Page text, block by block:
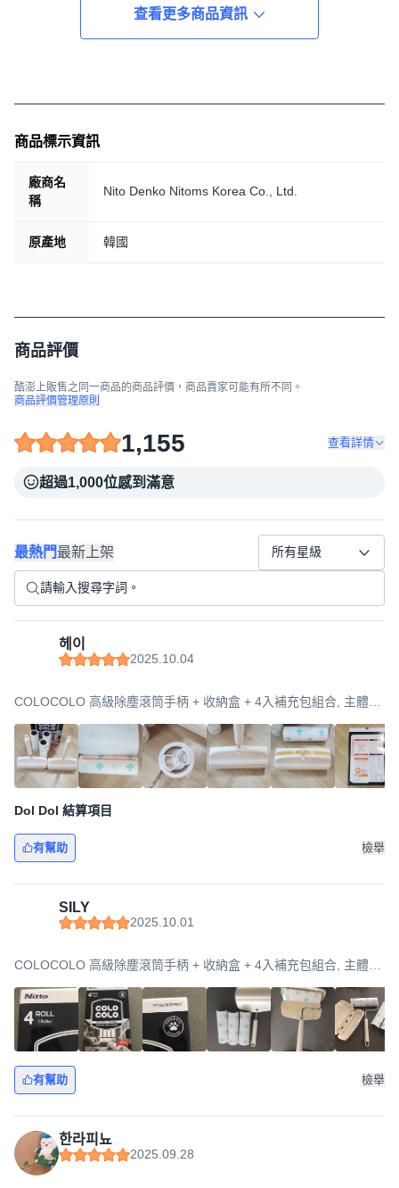
查看更多商品資訊
商品標示資訊
廠商名
稱
Nito Denko Nitoms Korea Co., Ltd.
原產地 韓國
商品評價
酷澎上販售之同一商品的商品評價，商品賣家可能有所不同。
商品評價管理原則
1,155 查看詳情
超過1,000位感到滿意
最熱門最新上架 所有星級
헤이
2025.10.04
COLOCOLO 高級除塵滾筒手柄 + 收納盒 + 4入補充包組合, 主體
Dol Dol 結算項目
有幫助 檢舉
SILY
2025.10.01
COLOCOLO 高級除塵滾筒手柄 + 收納盒 + 4入補充包組合, 主體
有幫助 檢舉
한라피뇨
2025.09.28